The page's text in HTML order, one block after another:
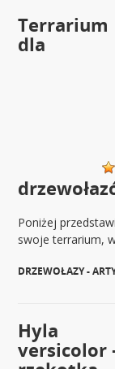
Terrarium
dla
Poniżej
swoje terrarium,
DRZEWOŁAZY -
Hyla
versicolor